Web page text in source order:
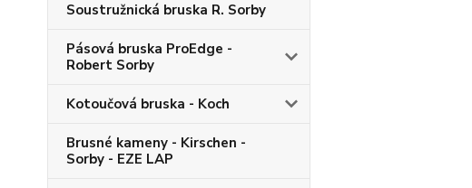
Soustružnická bruska R. Sorby
Pásová bruska ProEdge -
Robert Sorby
Kotoučová bruska - Koch
Brusné kameny - Kirschen -
Sorby - EZE LAP